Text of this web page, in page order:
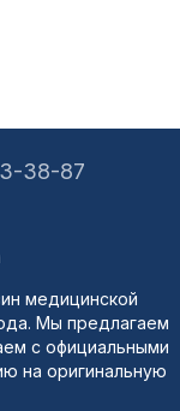
38-87
медицинской
Мы предлагаем
с официальными
на оригинальную